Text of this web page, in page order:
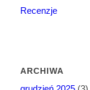
Recenzje
ARCHIWA